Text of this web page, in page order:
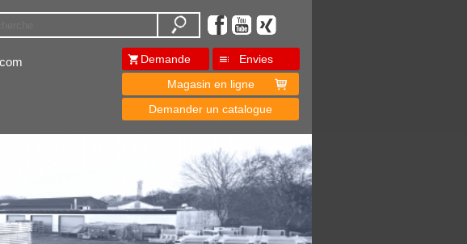
Demande
Envies
Magasin en ligne
Demander un catalogue